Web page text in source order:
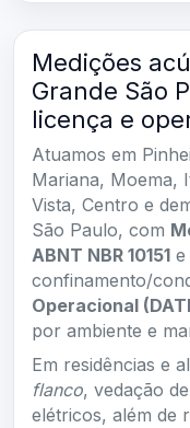
Medições
Grande São
licença e
Atuamos em
Mariana, Moema,
Vista, Centro e
São Paulo, com
ABNT NBR 10151 e
confinamento/
Operacional
por ambiente e
Em residências e
flanco, vedação
elétricos, além de